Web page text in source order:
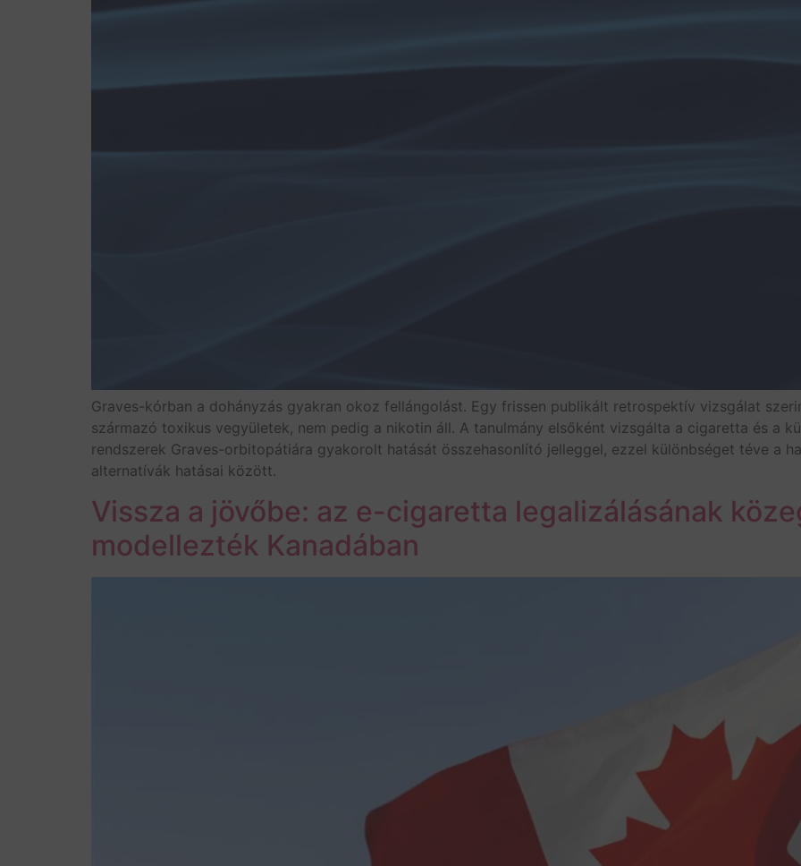
Graves-kórban a dohányzás gyakran okoz fellángolást. Egy frissen publikált retrospektív vizsgálat
származó toxikus vegyületek, nem pedig a nikotin áll. A tanulmány elsőként vizsgálta a cigaretta és a
rendszerek Graves-orbitopátiára gyakorolt hatását összehasonlító jelleggel, ezzel különbséget téve a
alternatívák hatásai között.
Vissza a jövőbe: az e-cigaretta legalizálásának
modellezték Kanadában